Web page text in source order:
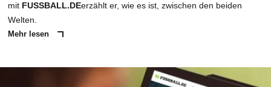
mit FUSSBALL.DEerzählt er, wie es ist, zwischen den beiden
Welten.
Mehr lesen